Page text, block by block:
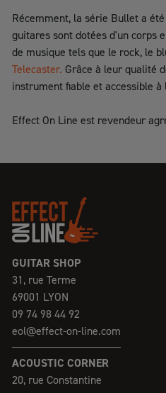
Récemment, la série Bullet a
guitares sont dotées d'un corps
de musique tels que le rock, le
Telecaster. Grâce à leur qualité
instrument fiable et accessible à
Effect On Line est revendeur
GUITAR SHOP
31, rue Terme
69001 LYON
09 74 98 44 92
eol@effect-on-line.com
ACOUSTIC CORNER
20, rue Constantine